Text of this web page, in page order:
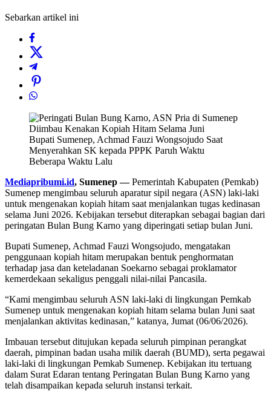
Sebarkan artikel ini
Bupati Sumenep, Achmad Fauzi Wongsojudo Saat
Menyerahkan SK kepada PPPK Paruh Waktu
Beberapa Waktu Lalu
Mediapribumi.id, Sumenep —Pemerintah Kabupaten (Pemkab)
Sumenep mengimbau seluruh aparatur sipil negara (ASN) laki-laki
untuk mengenakan kopiah hitam saat menjalankan tugas kedinasan
selama Juni 2026. Kebijakan tersebut diterapkan sebagai bagian dari
peringatan Bulan Bung Karno yang diperingati setiap bulan Juni.
Bupati Sumenep, Achmad Fauzi Wongsojudo, mengatakan
penggunaan kopiah hitam merupakan bentuk penghormatan
terhadap jasa dan keteladanan Soekarno sebagai proklamator
kemerdekaan sekaligus penggali nilai-nilai Pancasila.
“Kami mengimbau seluruh ASN laki-laki di lingkungan Pemkab
Sumenep untuk mengenakan kopiah hitam selama bulan Juni saat
menjalankan aktivitas kedinasan,” katanya, Jumat (06/06/2026).
Imbauan tersebut ditujukan kepada seluruh pimpinan perangkat
daerah, pimpinan badan usaha milik daerah (BUMD), serta pegawai
laki-laki di lingkungan Pemkab Sumenep. Kebijakan itu tertuang
dalam Surat Edaran tentang Peringatan Bulan Bung Karno yang
telah disampaikan kepada seluruh instansi terkait.